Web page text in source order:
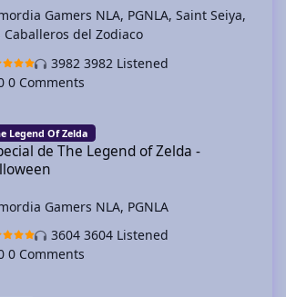
Gamers NLA, PGNLA,Saint Seiya,
Caballeros del Zodiaco
3982 Listened
0 Comments
Legend Of Zelda
de The Legend of Zelda -
Gamers NLA, PGNLA
3604 Listened
0 Comments